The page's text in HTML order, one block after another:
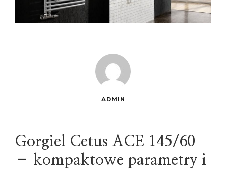
ADMIN
Gorgiel Cetus ACE 145/60
– kompaktowe parametry i